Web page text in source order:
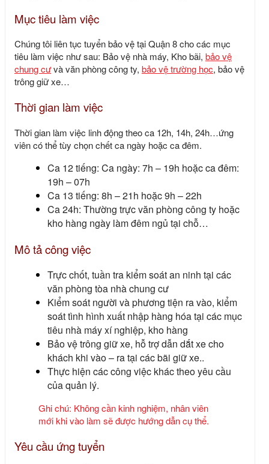
Mục tiêu làm việc
Chúng tôi liên tục tuyển bảo vệ tại Quận 8cho các mục
tiêu làm việc như sau: Bảo vệ nhà máy, Kho bãi, bảo vệ
chung cưvà văn phòng công ty, bảo vệ trường học, bảo vệ
trông giữ xe…
Thời gian làm việc
Thời gian làm việc linh động theo ca 12h, 14h, 24h…ứng
viên có thể tùy chọn chết ca ngày hoặc ca đêm.
Ca 12 tiếng: Ca ngày: 7h – 19h hoặc ca đêm:
19h – 07h
Ca 13 tiếng: 8h – 21h hoặc 9h – 22h
Ca 24h: Thường trực văn phòng công ty hoặc
kho hàng ngày làm đêm ngủ tại chỗ…
Mô tả công việc
Trực chốt, tuần tra kiểm soát an ninh tại các
văn phòng tòa nhà chung cư
Kiểm soát người và phương tiện ra vào, kiểm
soát tình hình xuất nhập hàng hóa tại các mục
tiêu nhà máy xí nghiệp, kho hàng
Bảo vệ trông giữ xe, hỗ trợ dẫn dắt xe cho
khách khi vào – ra tại các bãi giữ xe..
Thực hiện các công việc khác theo yêu cầu
của quản lý.
Ghi chú: Không cần kinh nghiệm, nhân viên
mới khi vào làm sẽ được hướng dẫn cụ thể.
Yêu cầu ứng tuyển